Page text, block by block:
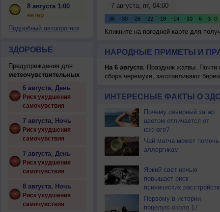
8 августа 1:00
ветер
Подробный автопрогноз
ЗДОРОВЬЕ
Предупреждения для
метеочувствительных
6 августа, День
Риск ухудшения
самочувствия
7 августа, Ночь
Риск ухудшения
самочувствия
7 августа, День
Риск ухудшения
самочувствия
8 августа, Ночь
Риск ухудшения
самочувствия
Кликните на погодной карте для
НАРОДНЫЕ ПРИМЕТЫ И
На 6 августа: Праздник жатвы. Почти
сбора черемухи, заготавливают
ИНТЕРЕСНЫЕ ФАКТЫ О
Почему северный загар
цветом отличается от
южного?
Чай матча может помочь
аллергикам
Яркий свет ночью
повышает риск
психических расстройств
Первому в истории
поцелую около 17